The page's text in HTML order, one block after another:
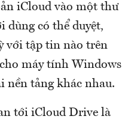
iCloud vào một thư
dùng có thể duyệt,
với tập tin nào trên
máy tính Windows
nền tảng khác nhau.
tới iCloud Drive là